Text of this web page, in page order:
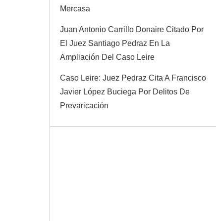
Mercasa
Juan Antonio Carrillo Donaire Citado Por
El Juez Santiago Pedraz En La
Ampliación Del Caso Leire
Caso Leire: Juez Pedraz Cita A Francisco
Javier López Buciega Por Delitos De
Prevaricación